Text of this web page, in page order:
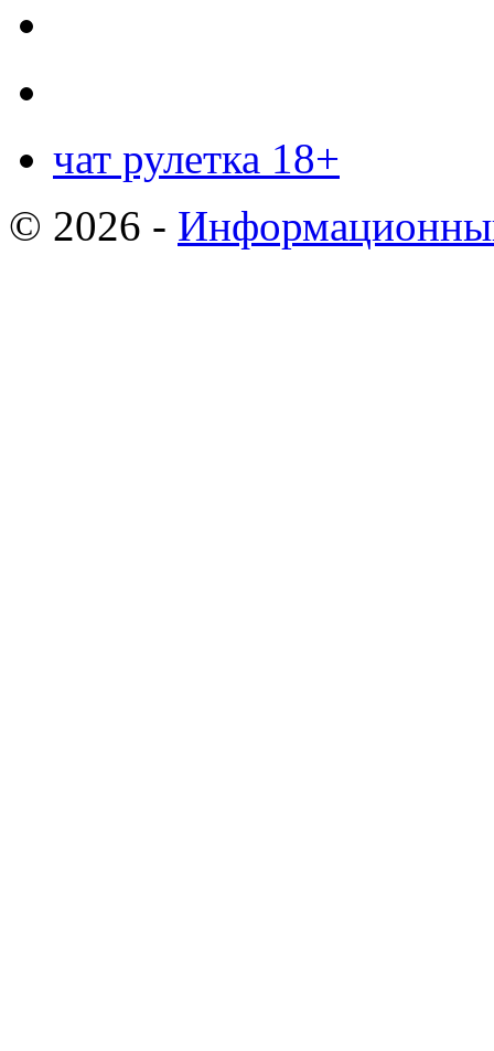
чат рулетка 18+
© 2026 -